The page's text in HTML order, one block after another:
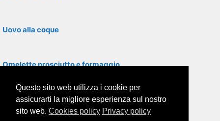
Uovo alla coque
Omelette prosciutto e formaggio
Frittata con salame e cipolla
Questo sito web utilizza i cookie per
assicurarti la migliore esperienza sul nostro
sito web. Cookies policy Privacy policy